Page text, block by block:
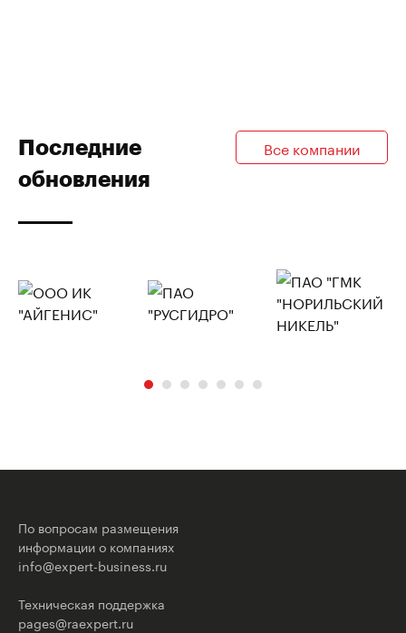
Последние
обновления
Все компании
По вопросам размещения
информации о компаниях
info@expert-business.ru
Техническая поддержка
pages@raexpert.ru